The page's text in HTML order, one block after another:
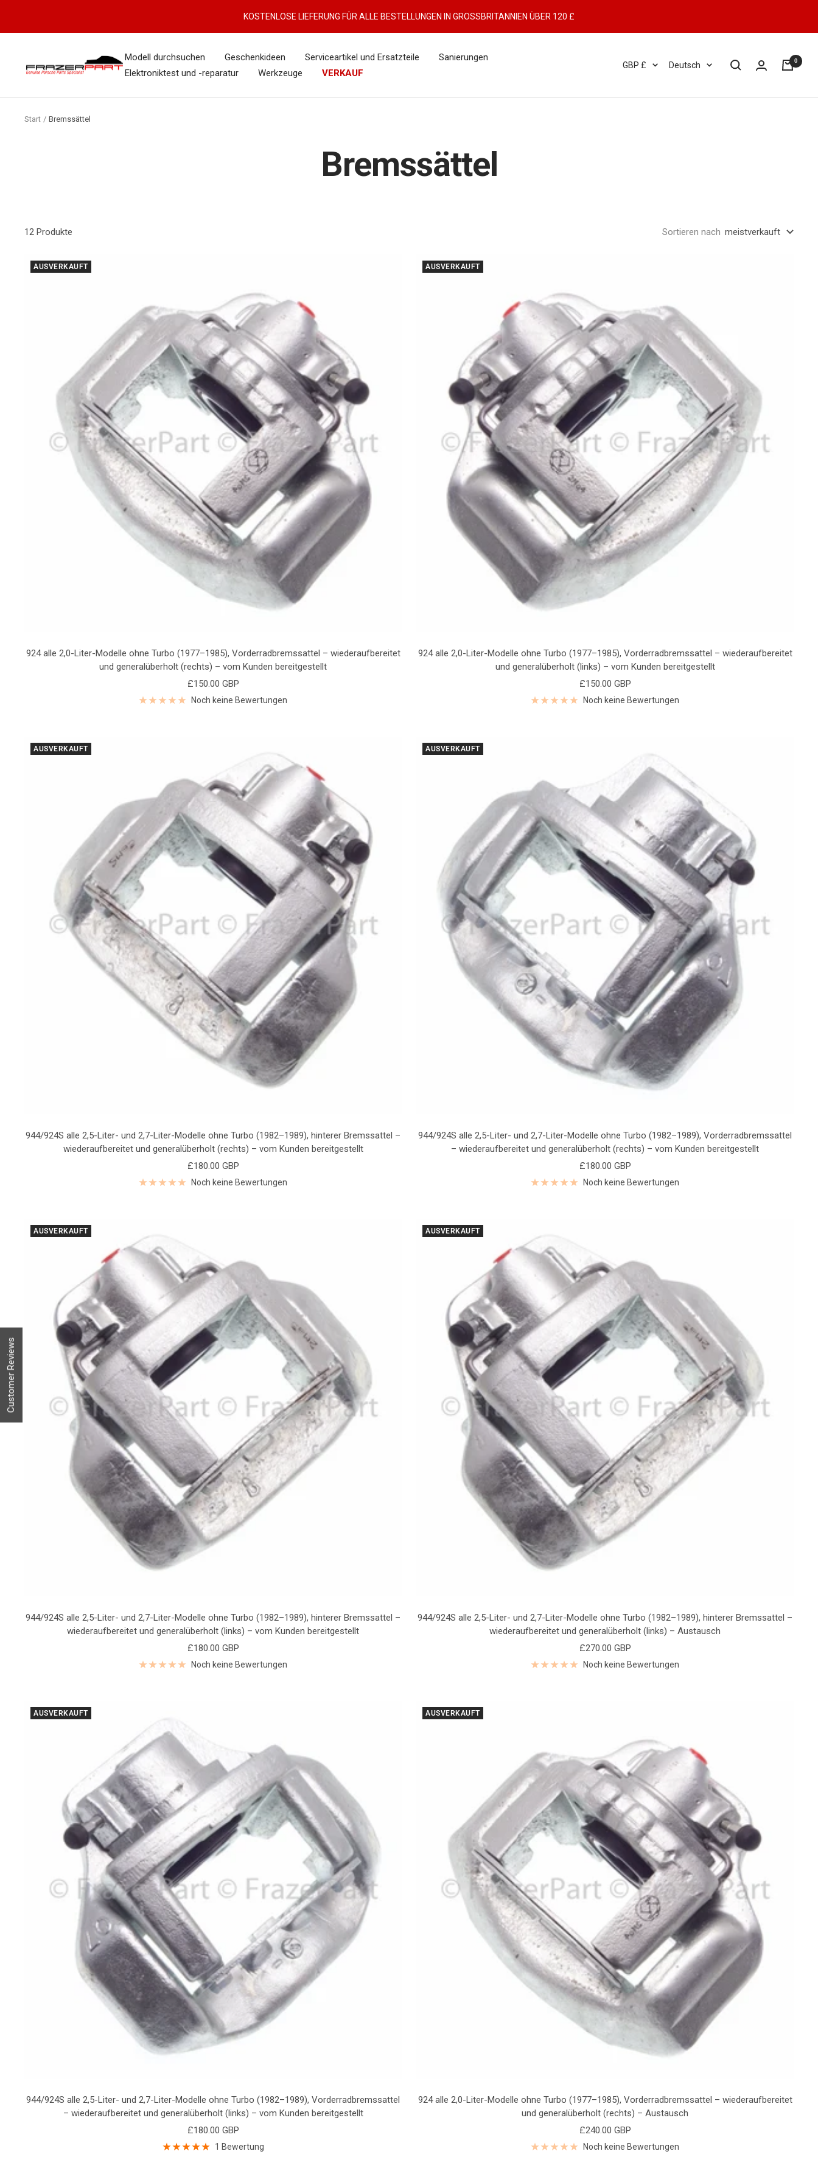
KOSTENLOSE LIEFERUNG FÜR ALLE BESTELLUNGEN IN GROSSBRITANNIEN ÜBER 120 £
Modell durchsuchen Geschenkideen Serviceartikel und Ersatzteile
Sanierungen
Elektroniktest und -reparatur
Werkzeuge VERKAUF
Porsche
Spares
Währung
GBP £ Sprache
Deutsch 0
Start Bremssättel
Bremssättel
12 Produkte Sortieren nach meistverkauft
AUSVERKAUFT
924 alle 2,0-Liter-Modelle ohne Turbo (1977–1985), Vorderradbremssattel – wiederaufbereitet
und generalüberholt (rechts) – vom Kunden bereitgestellt
Angebotspreis
£150.00 GBP
Noch keine Bewertungen
AUSVERKAUFT
924 alle 2,0-Liter-Modelle ohne Turbo (1977–1985), Vorderradbremssattel – wiederaufbereitet
und generalüberholt (links) – vom Kunden bereitgestellt
Angebotspreis
£150.00 GBP
Noch keine Bewertungen
AUSVERKAUFT
944/924S alle 2,5-Liter- und 2,7-Liter-Modelle ohne Turbo (1982–1989), hinterer Bremssattel –
wiederaufbereitet und generalüberholt (rechts) – vom Kunden bereitgestellt
Angebotspreis
£180.00 GBP
Noch keine Bewertungen
AUSVERKAUFT
944/924S alle 2,5-Liter- und 2,7-Liter-Modelle ohne Turbo (1982–1989), Vorderradbremssattel
– wiederaufbereitet und generalüberholt (rechts) – vom Kunden bereitgestellt
Angebotspreis
£180.00 GBP
Noch keine Bewertungen
AUSVERKAUFT
944/924S alle 2,5-Liter- und 2,7-Liter-Modelle ohne Turbo (1982–1989), hinterer Bremssattel –
wiederaufbereitet und generalüberholt (links) – vom Kunden bereitgestellt
Angebotspreis
£180.00 GBP
Noch keine Bewertungen
AUSVERKAUFT
944/924S alle 2,5-Liter- und 2,7-Liter-Modelle ohne Turbo (1982–1989), hinterer Bremssattel –
wiederaufbereitet und generalüberholt (links) – Austausch
Angebotspreis
£270.00 GBP
Noch keine Bewertungen
AUSVERKAUFT
944/924S alle 2,5-Liter- und 2,7-Liter-Modelle ohne Turbo (1982–1989), Vorderradbremssattel
– wiederaufbereitet und generalüberholt (links) – vom Kunden bereitgestellt
Angebotspreis
£180.00 GBP
1 Bewertung
AUSVERKAUFT
924 alle 2,0-Liter-Modelle ohne Turbo (1977–1985), Vorderradbremssattel – wiederaufbereitet
und generalüberholt (rechts) – Austausch
Angebotspreis
£240.00 GBP
Noch keine Bewertungen
Customer Reviews